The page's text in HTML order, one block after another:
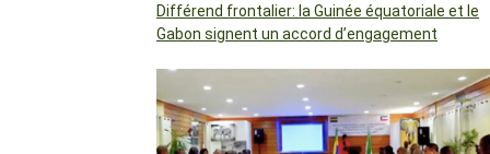
Différend frontalier: la Guinée équatoriale et le
Gabon signent un accord d’engagement